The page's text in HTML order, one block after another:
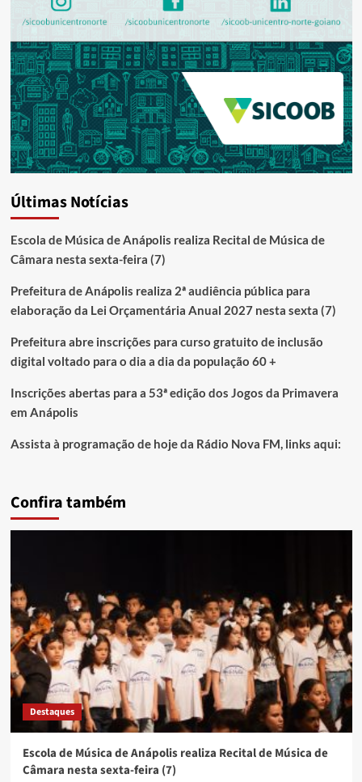
Últimas Notícias
Escola de Música de Anápolis realiza Recital de Música de
Câmara nesta sexta-feira (7)
Prefeitura de Anápolis realiza 2ª audiência pública para
elaboração da Lei Orçamentária Anual 2027 nesta sexta (7)
Prefeitura abre inscrições para curso gratuito de inclusão
digital voltado para o dia a dia da população 60 +
Inscrições abertas para a 53ª edição dos Jogos da Primavera
em Anápolis
Assista à programação de hoje da Rádio Nova FM, links aqui:
Confira também
Destaques
Escola de Música de Anápolis realiza Recital de Música de
Câmara nesta sexta-feira (7)